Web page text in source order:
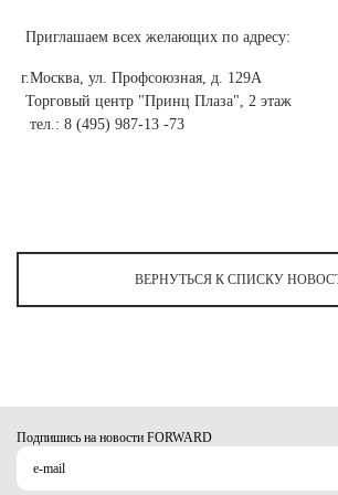
Челябинская область (2)
Ямало-Ненецкий автономный округ (1)
Ярославская область (1)
Приглашаем всех желающих по адресу:
г.Москва, ул. Профсоюзная, д. 129А
Торговый центр "Принц Плаза", 2 этаж
тел.: 8 (495) 987-13 -73
ВЕРНУТЬСЯ К СПИСКУ
Подпишись на новости FORWARD